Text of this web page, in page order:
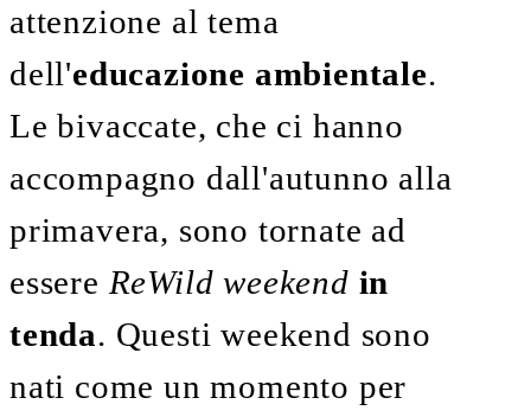
attenzione al tema
dell'educazione ambientale.
Le bivaccate, che ci hanno
accompagno dall'autunno alla
primavera, sono tornate ad
essere ReWild weekend in
tenda. Questi weekend sono
nati come un momento per